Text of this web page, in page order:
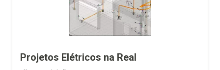
Projetos Elétricos na Real